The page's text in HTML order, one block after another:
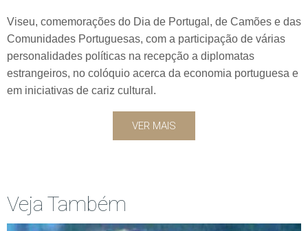
Viseu, comemorações do Dia de Portugal, de Camões e das
Comunidades Portuguesas, com a participação de várias
personalidades políticas na recepção a diplomatas
estrangeiros, no colóquio acerca da economia portuguesa e
em iniciativas de cariz cultural.
VER MAIS
Veja Também